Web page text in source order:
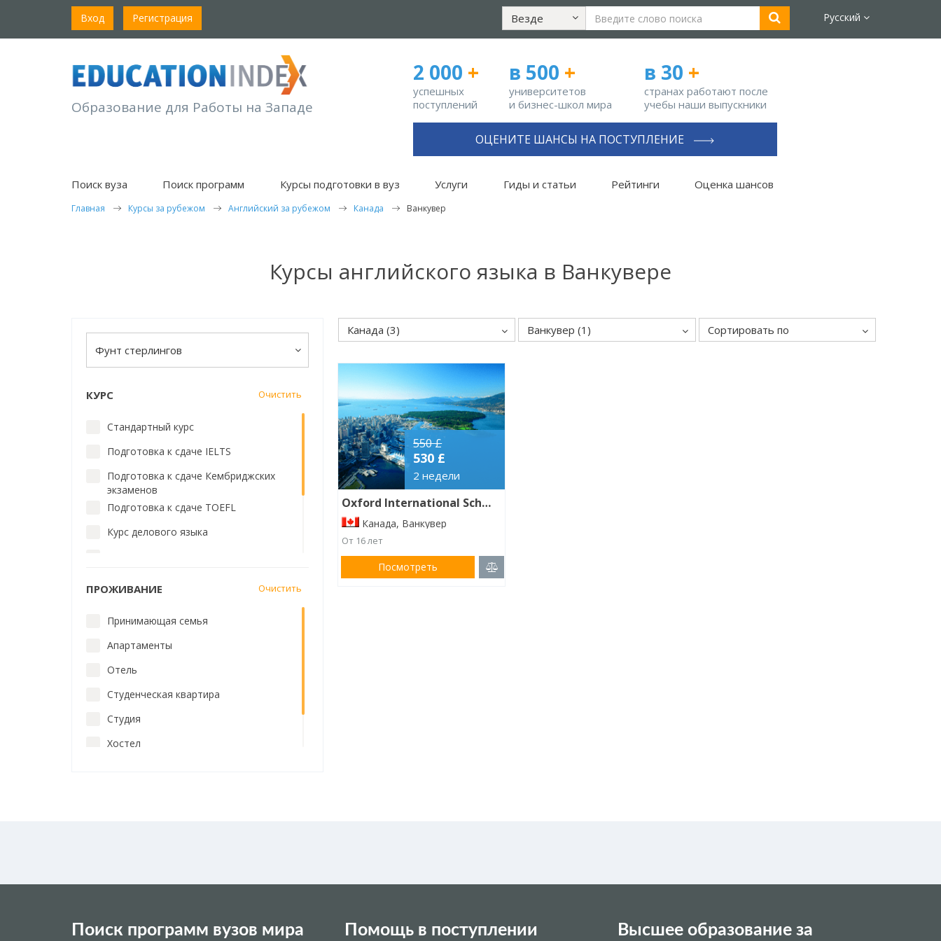
Вход Регистрация Везде Русский
Образование для Работы на Западе
2 000 +
успешных
поступлений
в 500 +
университетов
и бизнес-школ мира
в 30 +
странах работают после
учебы наши выпускники
ОЦЕНИТЕ ШАНСЫ НА ПОСТУПЛЕНИЕ
Поиск вуза Поиск программ Курсы подготовки в вуз Услуги Гиды и статьи Рейтинги Оценка шансов
Главная Курсы за рубежом Английский за рубежом Канада Ванкувер
Курсы английского языка в Ванкувере
Фунт стерлингов
КУРС Очистить
Стандартный курс
Подготовка к сдаче IELTS
Подготовка к сдаче Кембриджских
экзаменов
Подготовка к сдаче TOEFL
Курс делового языка
Программа Pathway
ПРОЖИВАНИЕ Очистить
Принимающая семья
Апартаменты
Отель
Студенческая квартира
Студия
Хостел
Канада (3) Ванкувер (1) Сортировать по
2 недели
550 £
530 £
Oxford International Schools
Канада, Ванкувер
От 16 лет
Посмотреть
Поиск программ вузов мира Помощь в поступлении Высшее образование за